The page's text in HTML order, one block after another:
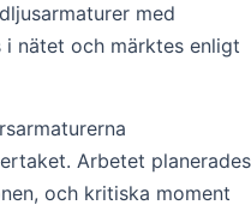
med
nätet och märktes enligt
Arbetet planerades
och kritiska moment